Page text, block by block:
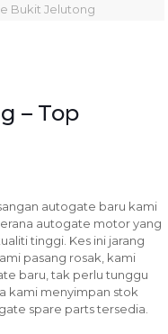
Bukit Jelutong
– Top
autogate baru kami
autogate motor yang
tinggi. Kes ini jarang
pasang rosak, kami
baru, tak perlu tunggu
kami menyimpan stok
spare parts tersedia.